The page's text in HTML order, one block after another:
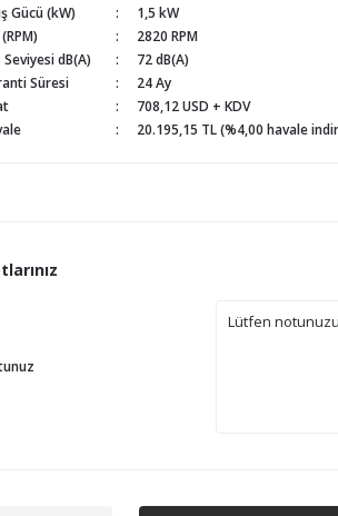
Gücü (kW)
1,5 kW
2820 RPM
Seviyesi dB(A)
72 dB(A)
Süresi
24 Ay
708,12 USD + KDV
20.195,15 TL (%4,00 havale